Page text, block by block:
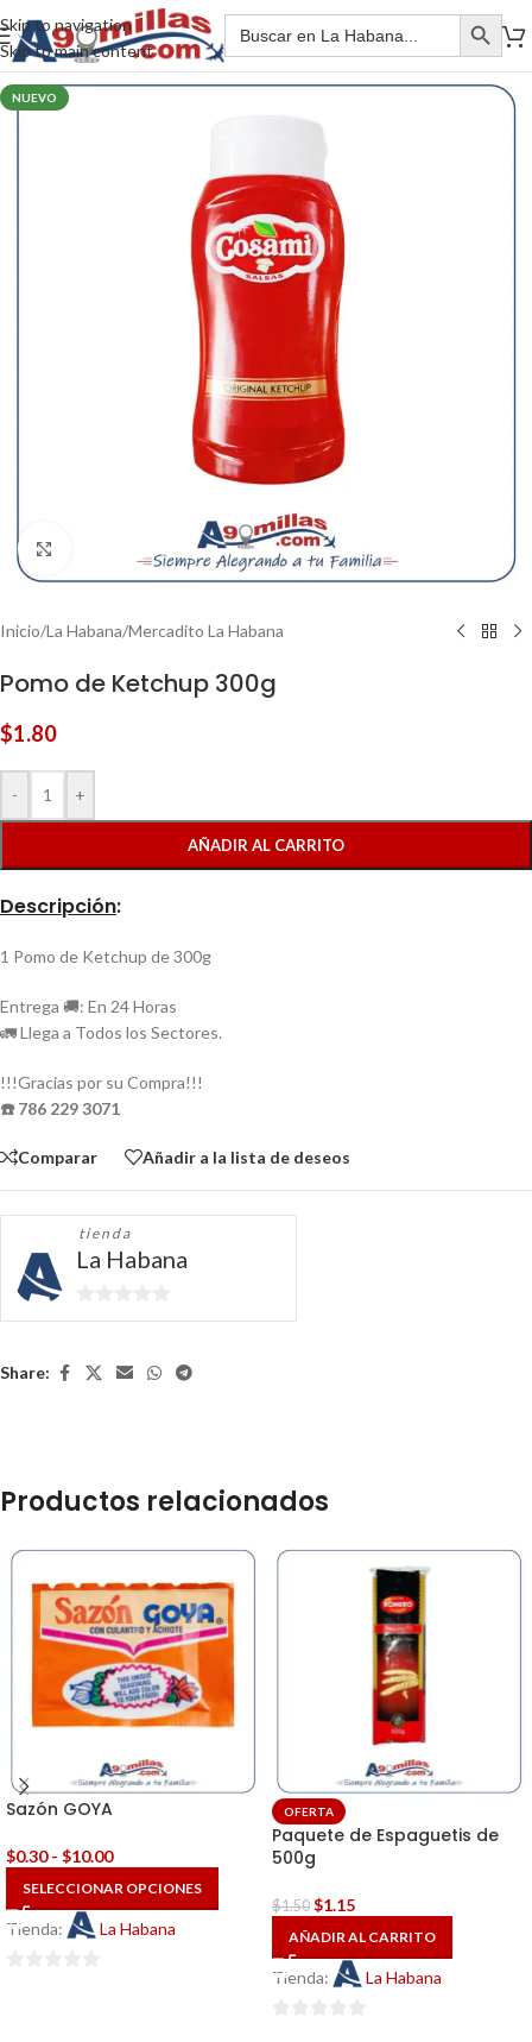
Skip to navigation
Skip to main content
NUEVO
Inicio/La Habana/Mercadito La Habana
Pomo de Ketchup 300g
$1.80
- +
AÑADIR AL CARRITO
Descripción:
1 Pomo de Ketchup de 300g
Entrega 🚚: En 24 Horas
🚛 Llega a Todos los Sectores.
!!!Gracias por su Compra!!!
☎️ 786 229 3071
Comparar Añadir a la lista de deseos
tienda
La Habana
0
Share:
Productos relacionados
Sazón GOYA
$0.30 - $10.00
SELECCIONAR OPCIONES
Tienda: La Habana
OFERTA
Paquete de Espaguetis de
500g
$1.50 $1.15
AÑADIR AL CARRITO
Tienda: La Habana